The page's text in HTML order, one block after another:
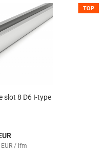
TOP
slot 8 D6 I-type
/ lfm